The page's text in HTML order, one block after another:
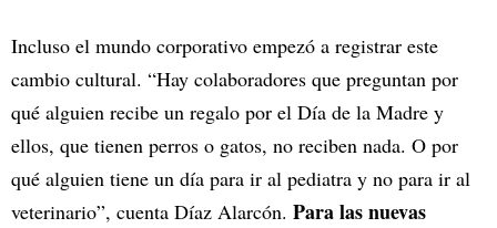
Incluso el mundo corporativo empezó a registrar este
cambio cultural. “Hay colaboradores que preguntan por
qué alguien recibe un regalo por el Día de la Madre y
ellos, que tienen perros o gatos, no reciben nada. O por
qué alguien tiene un día para ir al pediatra y no para ir al
veterinario”, cuenta Díaz Alarcón. Para las nuevas